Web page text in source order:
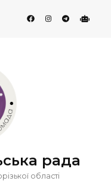
рада
області